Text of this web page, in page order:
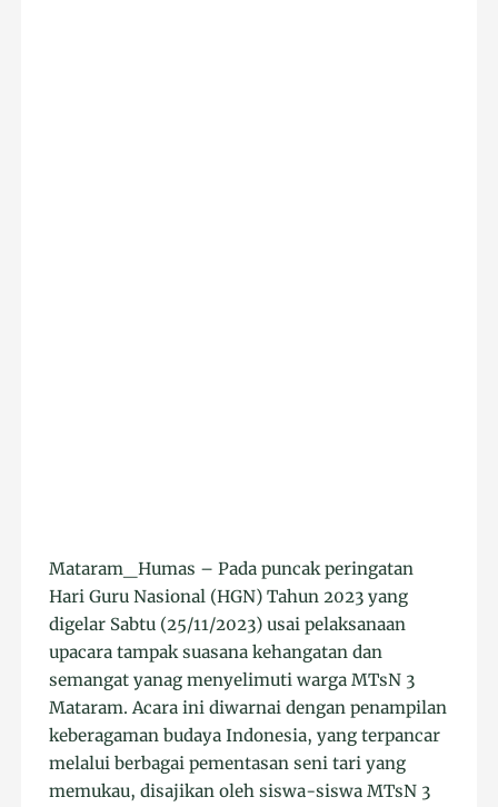
Mataram_Humas – Pada puncak peringatan
Hari Guru Nasional (HGN) Tahun 2023 yang
digelar Sabtu (25/11/2023) usai pelaksanaan
upacara tampak suasana kehangatan dan
semangat yanag menyelimuti warga MTsN 3
Mataram. Acara ini diwarnai dengan penampilan
keberagaman budaya Indonesia, yang terpancar
melalui berbagai pementasan seni tari yang
memukau, disajikan oleh siswa-siswa MTsN 3